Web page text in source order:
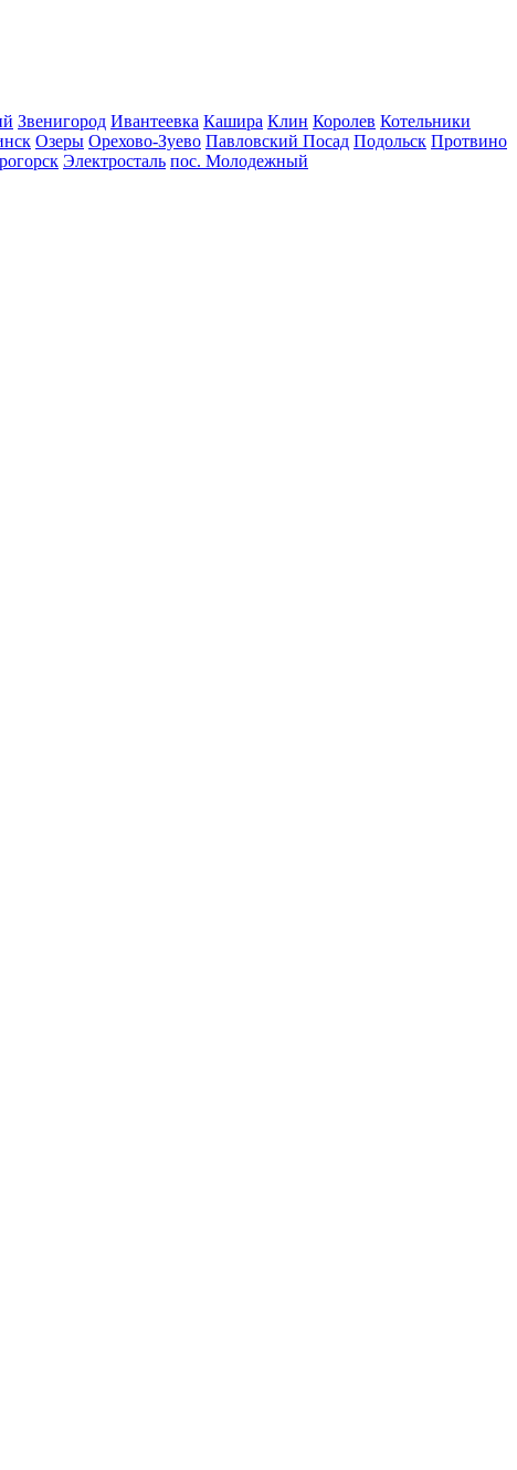
Звенигород Ивантеевка Кашира Клин Королев Котельники
Озеры Орехово-Зуево Павловский Посад Подольск Протвино
Электросталь пос. Молодежный